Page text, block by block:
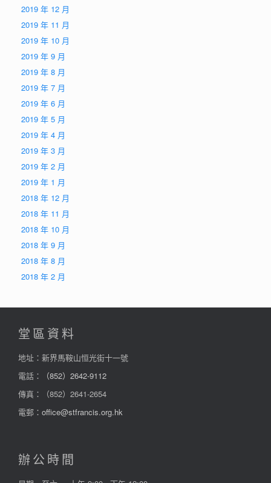
2019 年 12 月
2019 年 11 月
2019 年 10 月
2019 年 9 月
2019 年 8 月
2019 年 7 月
2019 年 6 月
2019 年 5 月
2019 年 4 月
2019 年 3 月
2019 年 2 月
2019 年 1 月
2018 年 12 月
2018 年 11 月
2018 年 10 月
2018 年 9 月
2018 年 8 月
2018 年 2 月
堂區資料
地址：新界馬鞍山恒光街十一號
電話：
（852）2642-9112
傳真：（852）2641-2654
電郵： office@stfrancis.org.hk
辦公時間